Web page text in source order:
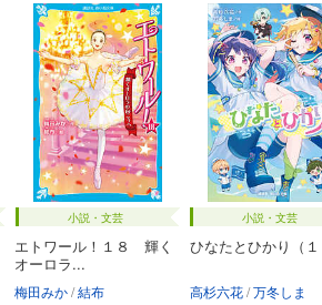
小説・文芸
エトワール！１８ 輝く
オーロラ...
梅田みか 結布
小説・文芸
ひなたとひかり（
高杉六花 万冬しま